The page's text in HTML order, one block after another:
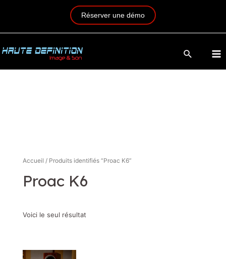
Réserver une démo
Accueil / Produits identifiés “Proac K6”
Proac K6
Voici le seul résultat